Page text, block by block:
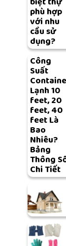
phù hợp
với nhu
cầu sử
dụng?
Công
Suất
Lạnh 10
feet, 20
feet, 40
feet Là
Bao
Nhiêu?
Bảng
Thông
Chi Tiết